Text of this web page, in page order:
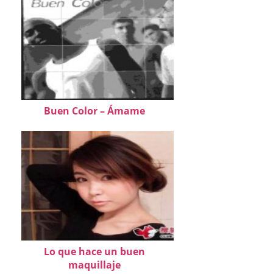
Buen Color – Ámame
Lo que hace un buen
maquillaje